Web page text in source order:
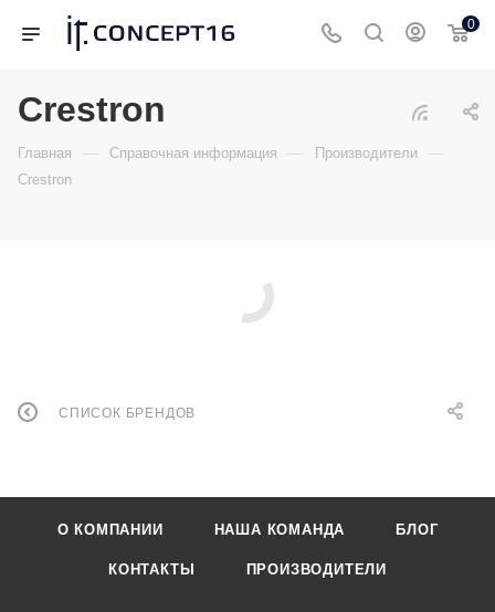
0
Crestron
Главная — Справочная информация — Производители —
Crestron
СПИСОК БРЕНДОВ
О КОМПАНИИ НАША КОМАНДА БЛОГ
КОНТАКТЫ ПРОИЗВОДИТЕЛИ